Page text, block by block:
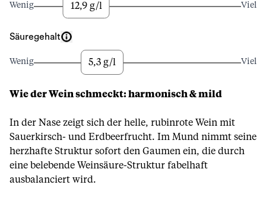
Wenig 12,9 g/l Viel
Säuregehalt
Wenig 5,3 g/l Viel
Wie der Wein schmeckt: harmonisch & mild
In der Nase zeigt sich der helle, rubinrote Wein mit
Sauerkirsch- und Erdbeerfrucht. Im Mund nimmt seine
herzhafte Struktur sofort den Gaumen ein, die durch
eine belebende Weinsäure-Struktur fabelhaft
ausbalanciert wird.